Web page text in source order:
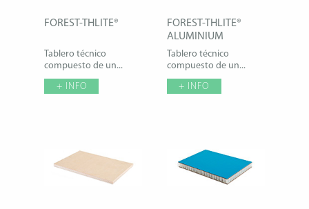
FOREST-THLITE®
Tablero técnico
compuesto de un...
+ INFO
FOREST-THLITE®
ALUMINIUM
Tablero técnico
compuesto de un...
+ INFO